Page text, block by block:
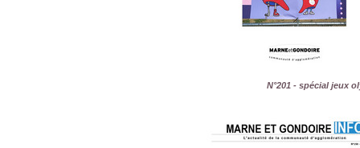
N°201 - spécial jeux